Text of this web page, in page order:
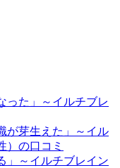
った」～イルチブレ
が芽生えた」～イル
）の口コミ
」～イルチブレイン